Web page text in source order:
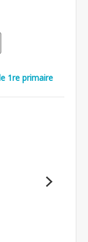
1re primaire